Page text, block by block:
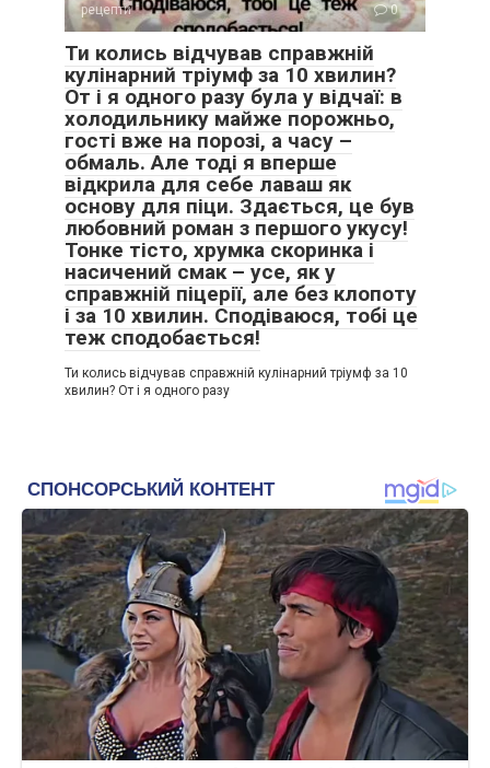
рецепти 0
Ти колись відчував справжній
кулінарний тріумф за 10 хвилин?
От і я одного разу була у відчаї: в
холодильнику майже порожньо,
гості вже на порозі, а часу –
обмаль. Але тоді я вперше
відкрила для себе лаваш як
основу для піци. Здається, це був
любовний роман з першого укусу!
Тонке тісто, хрумка скоринка і
насичений смак – усе, як у
справжній піцерії, але без клопоту
і за 10 хвилин. Сподіваюся, тобі це
теж сподобається!
Ти колись відчував справжній кулінарний тріумф за 10
хвилин? От і я одного разу